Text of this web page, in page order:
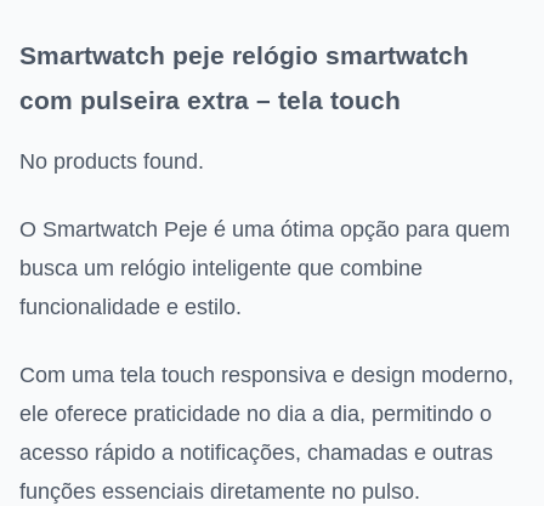
Smartwatch peje relógio smartwatch
com pulseira extra – tela touch
No products found.
O Smartwatch Peje é uma ótima opção para quem
busca um relógio inteligente que combine
funcionalidade e estilo.
Com uma tela touch responsiva e design moderno,
ele oferece praticidade no dia a dia, permitindo o
acesso rápido a notificações, chamadas e outras
funções essenciais diretamente no pulso.